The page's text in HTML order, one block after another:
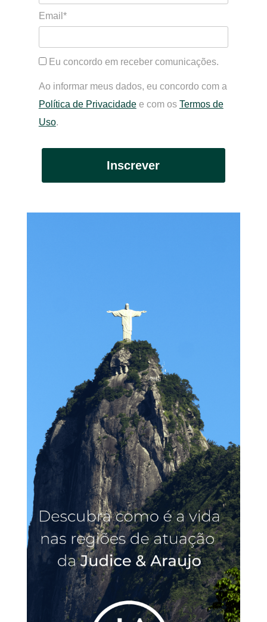
Email*
Eu concordo em receber comunicações.
Ao informar meus dados, eu concordo com a
Política de Privacidadee com os Termos de
Uso.
Inscrever